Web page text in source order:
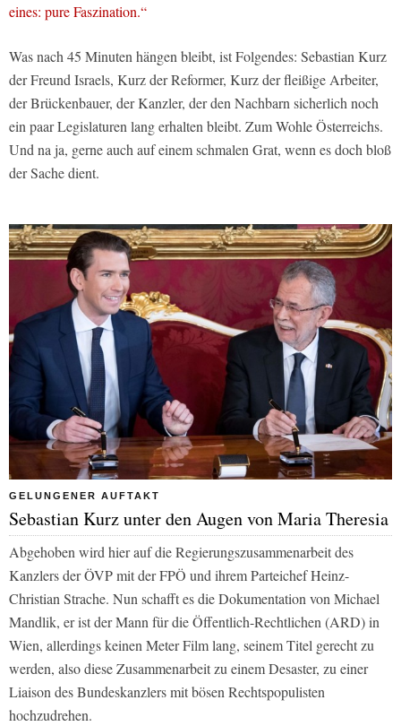
eines: pure Faszination.“
Was nach 45 Minuten hängen bleibt, ist Folgendes: Sebastian Kurz
der Freund Israels, Kurz der Reformer, Kurz der fleißige Arbeiter,
der Brückenbauer, der Kanzler, der den Nachbarn sicherlich noch
ein paar Legislaturen lang erhalten bleibt. Zum Wohle Österreichs.
Und na ja, gerne auch auf einem schmalen Grat, wenn es doch bloß
der Sache dient.
GELUNGENER AUFTAKT
Sebastian Kurz unter den Augen von Maria Theresia
Abgehoben wird hier auf die Regierungszusammenarbeit des
Kanzlers der ÖVP mit der FPÖ und ihrem Parteichef Heinz-
Christian Strache. Nun schafft es die Dokumentation von Michael
Mandlik, er ist der Mann für die Öffentlich-Rechtlichen (ARD) in
Wien, allerdings keinen Meter Film lang, seinem Titel gerecht zu
werden, also diese Zusammenarbeit zu einem Desaster, zu einer
Liaison des Bundeskanzlers mit bösen Rechtspopulisten
hochzudrehen.